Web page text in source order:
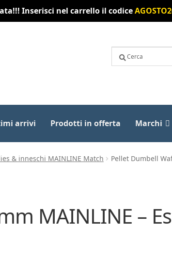
Inserisci nel carrello il codice
arrivi Prodotti in offerta Marchi
& inneschi MAINLINE Match Pellet Dumbell
MAINLINE –